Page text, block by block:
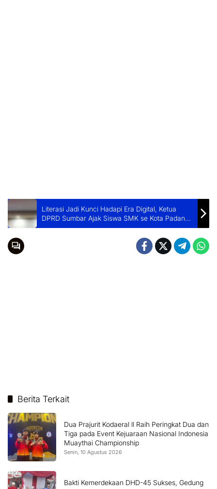
Literasi Jadi Kunci Hadapi Era Digital, Ketua
DPRD Sumbar Ajak Siswa SMK se Kota Padang
Perkuat Jati Diri
Berita Terkait
Dua Prajurit Kodaeral ll Raih Peringkat Dua dan
Tiga pada Event Kejuaraan Nasional Indonesia
Muaythai Championship
Senin, 10 Agustus 2026
Bakti Kemerdekaan DHD-45 Sukses, Gedung